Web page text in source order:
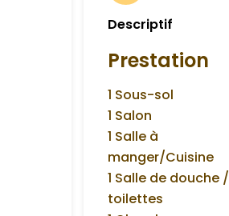
Descriptif
Prestation
1 Sous-sol
1 Salon
1 Salle à
manger/Cuisine
1 Salle de douche /
toilettes